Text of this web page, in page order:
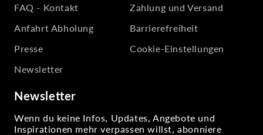
FAQ - Kontakt
Anfahrt Abholung
Presse
Newsletter
Zahlung und Versand
Barrierefreiheit
Cookie-Einstellungen
Newsletter
Wenn du keine Infos, Updates, Angebote und
Inspirationen mehr verpassen willst, abonniere